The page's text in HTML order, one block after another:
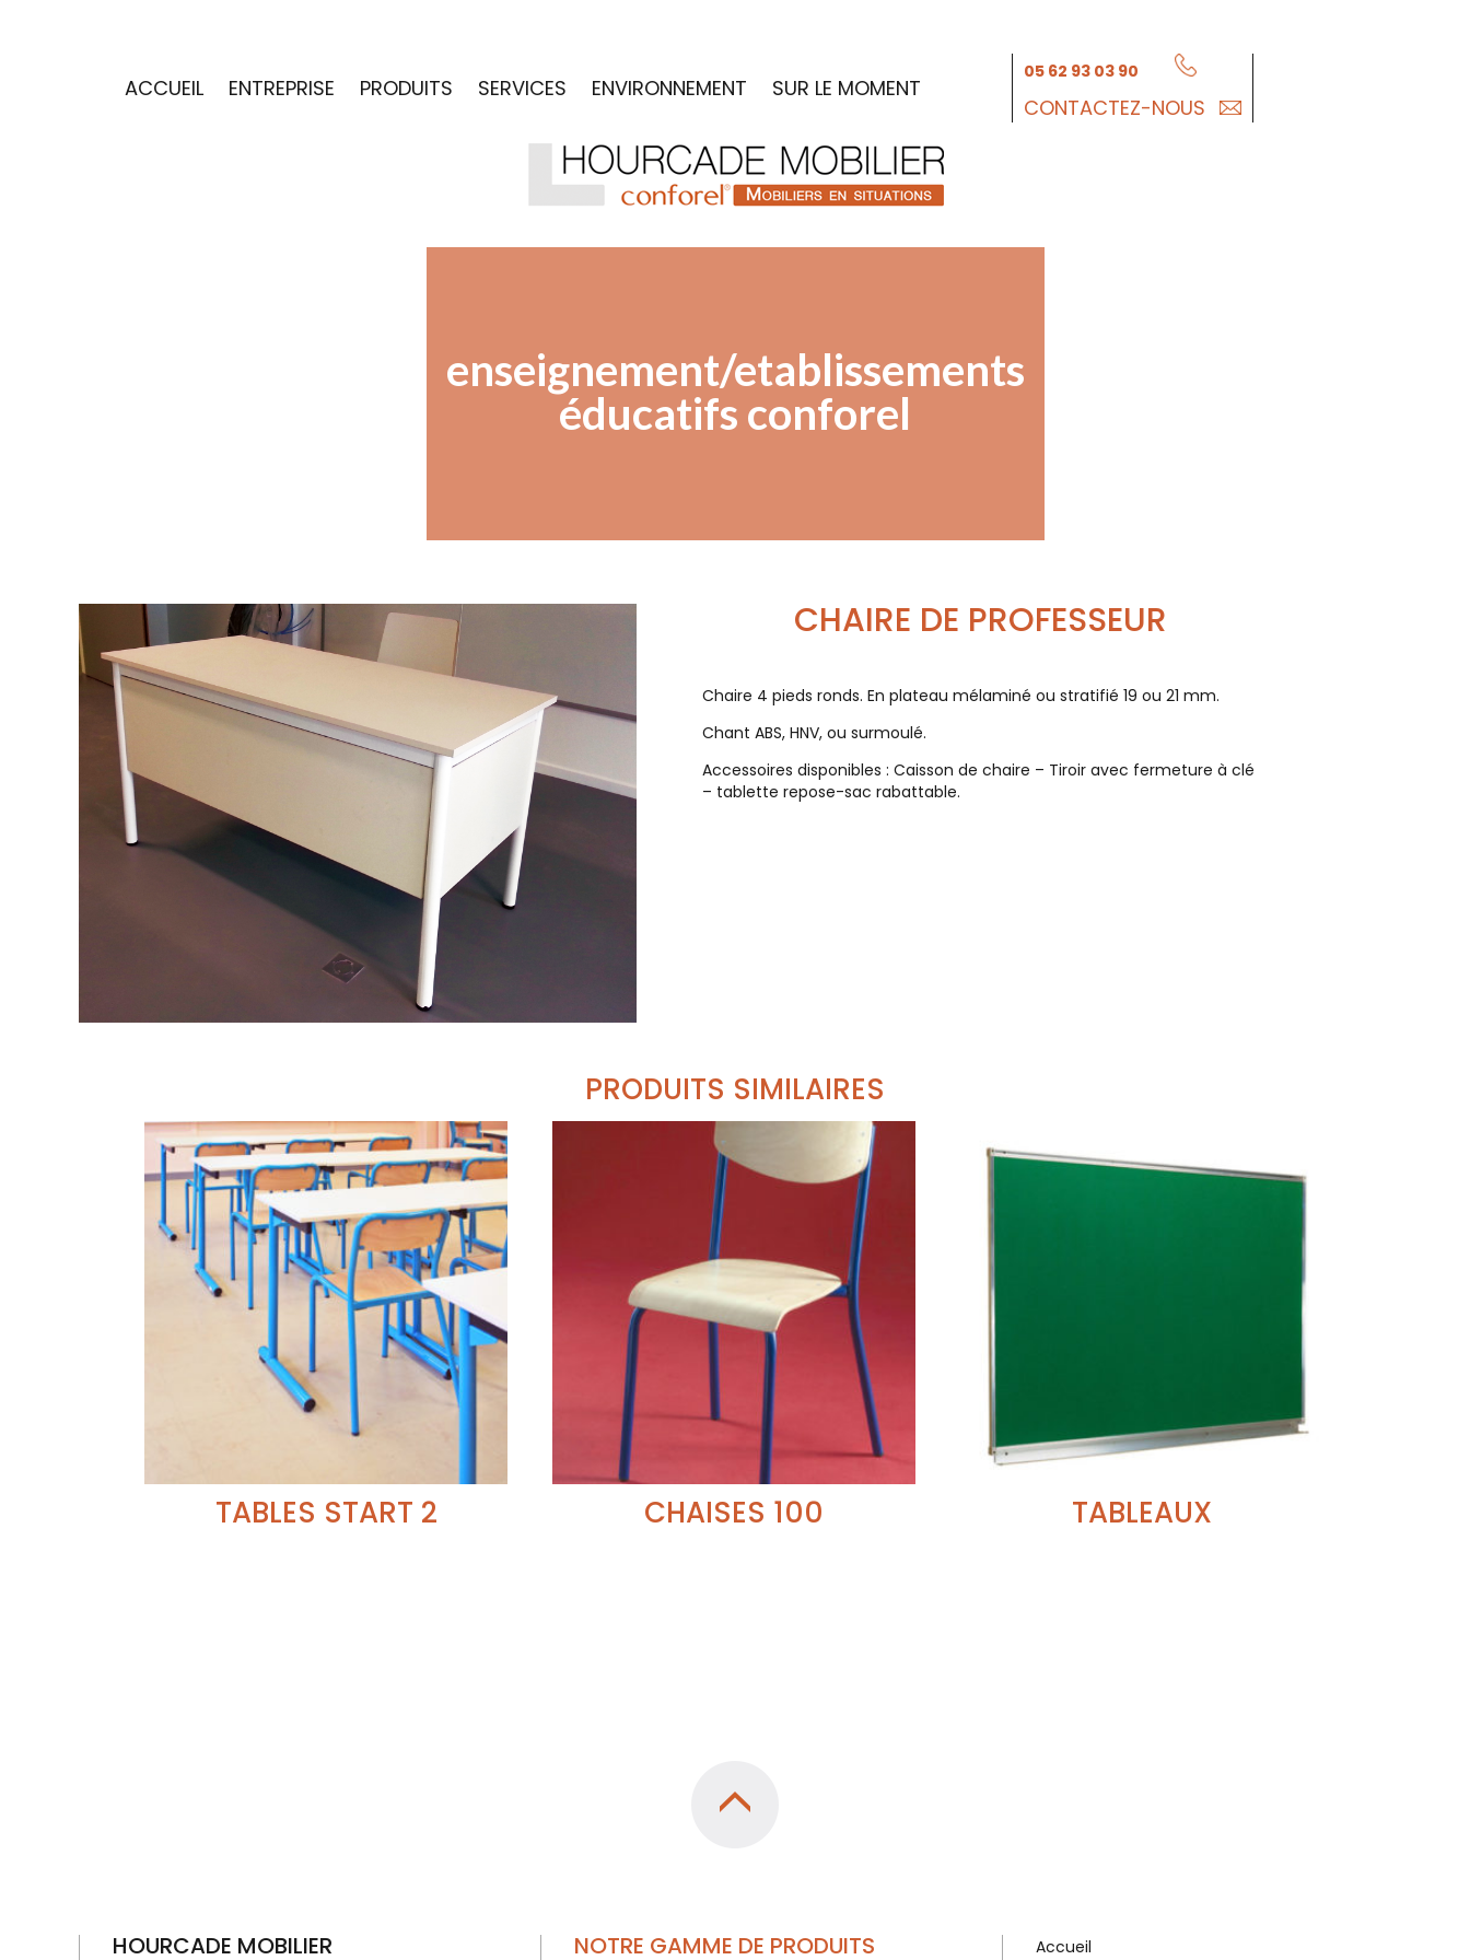
ACCUEIL ENTREPRISE PRODUITS SERVICES ENVIRONNEMENT SUR LE MOMENT
05 62 93 03 90
CONTACTEZ-NOUS
enseignement/etablissements
éducatifs conforel
CHAIRE DE PROFESSEUR
Chaire 4 pieds ronds. En plateau mélaminé ou stratifié 19 ou 21 mm.
Chant ABS, HNV, ou surmoulé.
Accessoires disponibles : Caisson de chaire – Tiroir avec fermeture à clé
– tablette repose-sac rabattable.
PRODUITS SIMILAIRES
TABLES START 2 CHAISES 100 TABLEAUX
HOURCADE MOBILIER NOTRE GAMME DE PRODUITS Accueil